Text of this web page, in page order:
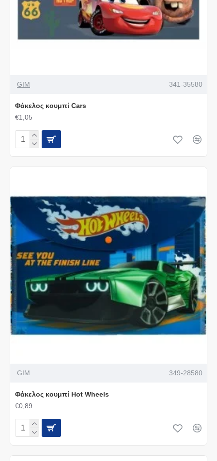
GIM 341-35580
Φάκελος κουμπί Cars
€1,05
GIM 349-28580
Φάκελος κουμπί Hot Wheels
€0,89